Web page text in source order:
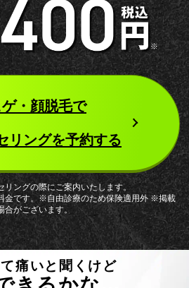
ゲ・顔脱毛で
リングを予約する
ングの際にご案内いたします。
金です。※自由診療のため保険適用外 ※掲載
がございます。
痛いと聞くけど